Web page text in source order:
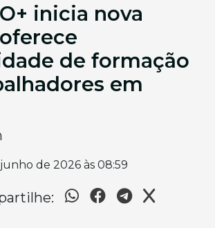
inicia nova
de formação
em
de 2026 às 08:59